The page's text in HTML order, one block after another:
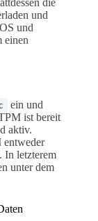
und
und
einen
ein und
ist bereit
aktiv.
entweder
In letzterem
unter dem